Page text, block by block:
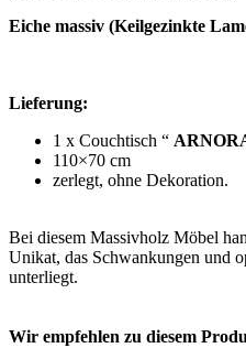
Eiche massiv (Keilgezinkte
Lieferung:
1 x Couchtisch “
110×70 cm
zerlegt, ohne Dekoration.
Bei diesem Massivholz Möbel
Unikat, das Schwankungen und
unterliegt.
Wir empfehlen zu diesem